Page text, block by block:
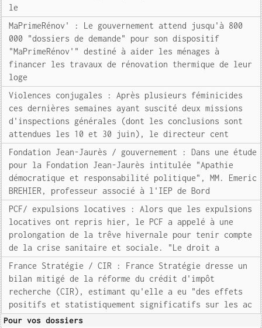
le
MaPrimeRénov' : Le gouvernement attend jusqu'à 800
000 "dossiers de demande" pour son dispositif
"MaPrimeRénov'" destiné à aider les ménages à
financer les travaux de rénovation thermique de leur
loge
Violences conjugales : Après plusieurs féminicides
ces dernières semaines ayant suscité deux missions
d'inspections générales (dont les conclusions sont
attendues les 10 et 30 juin), le directeur cent
Fondation Jean-Jaurès / gouvernement : Dans une étude
pour la Fondation Jean-Jaurès intitulée "Apathie
démocratique et responsabilité politique", MM. Emeric
BREHIER, professeur associé à l'IEP de Bord
PCF/ expulsions locatives : Alors que les expulsions
locatives ont repris hier, le PCF a appelé à une
prolongation de la trêve hivernale pour tenir compte
de la crise sanitaire et sociale. "Le droit a
France Stratégie / CIR : France Stratégie dresse un
bilan mitigé de la réforme du crédit d'impôt
recherche (CIR), estimant qu'elle a eu "des effets
positifs et statistiquement significatifs sur les ac
Pour vos dossiers